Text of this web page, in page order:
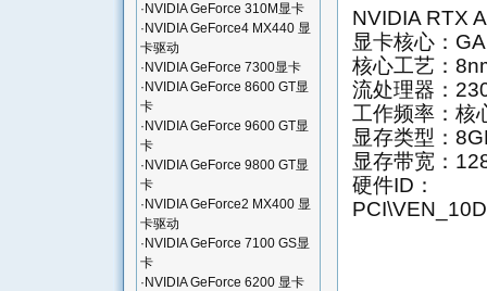
NVIDIA RTX
显卡核心：
核心工艺：
流处理器：
工作频率：核
显存类型：
显存带宽：
硬件ID：
· NVIDIA GeForce 310M显卡
· NVIDIA GeForce4 MX440 显
卡驱动
· NVIDIA GeForce 7300显卡
· NVIDIA GeForce 8600 GT显
卡
· NVIDIA GeForce 9600 GT显
卡
· NVIDIA GeForce 9800 GT显
卡
· NVIDIA GeForce2 MX400 显
卡驱动
· NVIDIA GeForce 7100 GS显
卡
· NVIDIA GeForce 6200 显卡